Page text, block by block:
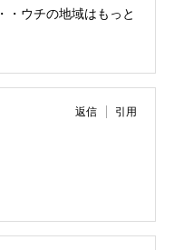
・ウチの地域はもっと
返信 引用